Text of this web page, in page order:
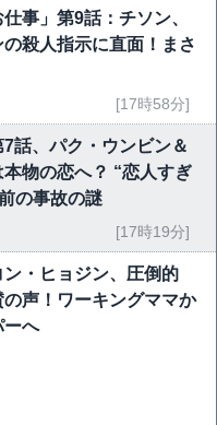
事」第9話：チソン、
殺人指示に直面！まさ
[17時58分]
7話、パク・ウンビン＆
物の恋へ？ “恋人すぎ
の事故の謎
[17時19分]
ン・ヒョジン、圧倒的
声！ワーキングママか
ーへ